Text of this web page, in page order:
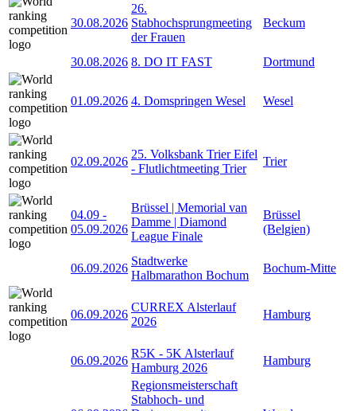
30.08.2026
26.
Stabhochsprungmeeting
der Frauen
Beckum
30.08.2026 8. DO IT FAST Dortmund
01.09.2026 4. Domspringen Wesel Wesel
02.09.2026
25. Volksbank Trier Eifel
- Flutlichtmeeting Trier
Trier
04.09 -
05.09.2026
Brüssel | Memorial van
Damme | Diamond
League Finale
Brüssel
(Belgien)
06.09.2026
Stadtwerke
Halbmarathon Bochum
Bochum-Mitte
06.09.2026
CURREX Alsterlauf
2026
Hamburg
06.09.2026
R5K - 5K Alsterlauf
Hamburg 2026
Hamburg
Regionsmeisterschaft
Stabhoch- und